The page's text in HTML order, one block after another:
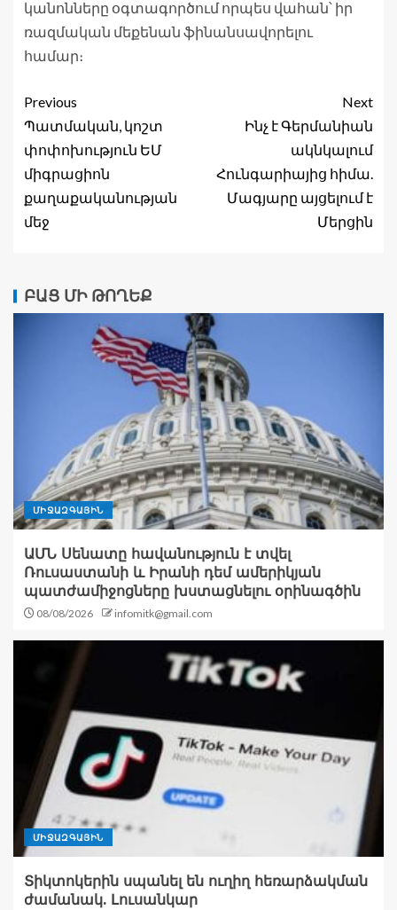
կանոնները օգտագործում որպես վահան՝ իր
ռազմական մեքենան ֆինանսավորելու
համար։
Previous
Պատմական, կոշտ
փոփոխություն ԵՄ
միգրացիոն
քաղաքականության
մեջ
Next
Ինչ է Գերմանիան
ակնկալում
Հունգարիայից հիմա.
Մագյարը այցելում է
Մերցին
ԲԱՑ ՄԻ ԹՈՂԵՔ
ՄԻՋԱԶԳԱՅԻՆ
ԱՄՆ Սենատը հավանություն է տվել
Ռուսաստանի և Իրանի դեմ ամերիկյան
պատժամիջոցները խստացնելու օրինագծին
08/08/2026 infomitk@gmail.com
ՄԻՋԱԶԳԱՅԻՆ
Տիկտոկերին սպանել են ուղիղ հեռարձակման
ժամանակ. Լուսանկար